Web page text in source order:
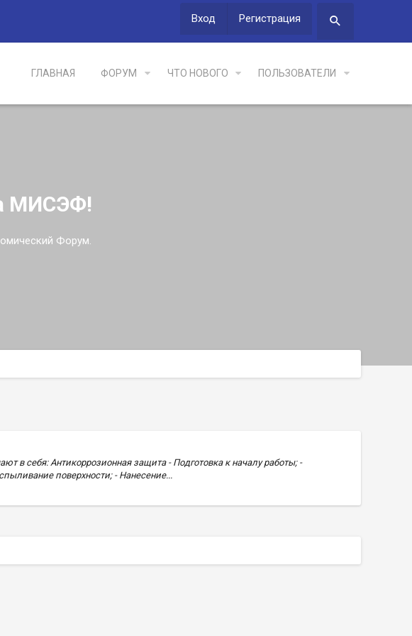
Вход Регистрация
ГЛАВНАЯ ФОРУМ ЧТО НОВОГО ПОЛЬЗОВАТЕЛИ
МИСЭФ!
Форум.
в себя: Антикоррозионная защита - Подготовка к началу работы; -
поверхности; - Нанесение...